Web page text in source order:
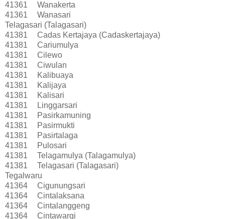
41361
Wanakerta
41361
Wanasari
Telagasari (Talagasari)
41381
Cadas Kertajaya (Cadaskertajaya)
41381
Cariumulya
41381
Cilewo
41381
Ciwulan
41381
Kalibuaya
41381
Kalijaya
41381
Kalisari
41381
Linggarsari
41381
Pasirkamuning
41381
Pasirmukti
41381
Pasirtalaga
41381
Pulosari
41381
Telagamulya (Talagamulya)
41381
Telagasari (Talagasari)
Tegalwaru
41364
Cigunungsari
41364
Cintalaksana
41364
Cintalanggeng
41364
Cintawargi